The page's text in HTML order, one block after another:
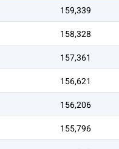
159,339
158,328
157,361
156,621
156,206
155,796